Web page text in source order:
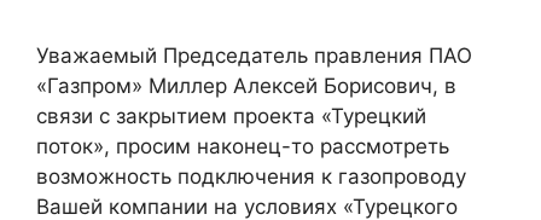
Уважаемый Председатель правления ПАО
«Газпром» Миллер Алексей Борисович, в
связи с закрытием проекта «Турецкий
поток», просим наконец-то рассмотреть
возможность подключения к газопроводу
Вашей компании на условиях «Турецкого